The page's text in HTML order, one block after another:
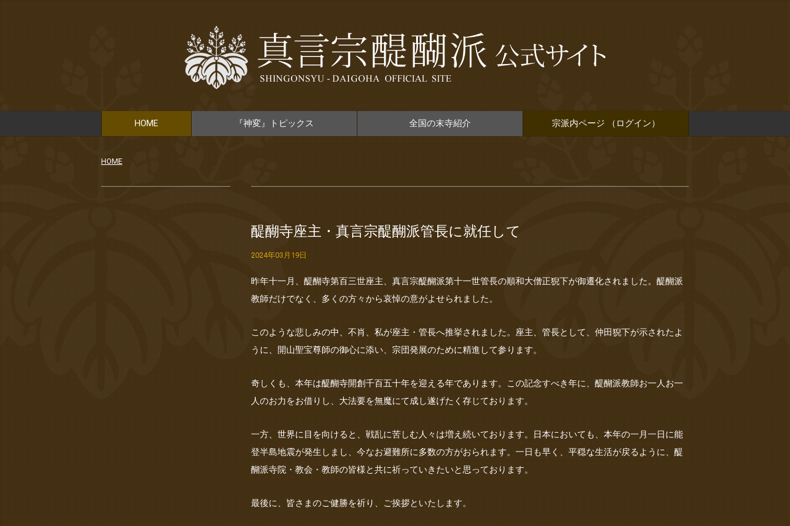
HOME 『神変』トピックス 全国の末寺紹介 宗派内ページ （ログイン）
HOME
醍醐寺座主・真言宗醍醐派管長に就任して
2024年03月19日
昨年十一月、醍醐寺第百三世座主、真言宗醍醐派第十一世管長の順和大僧正猊下が御遷化されました。醍醐派
教師だけでなく、多くの方々から哀悼の意がよせられました。
このような悲しみの中、不肖、私が座主・管長へ推挙されました。座主、管長として、仲田猊下が示されたよ
うに、開山聖宝尊師の御心に添い、宗団発展のために精進して参ります。
奇しくも、本年は醍醐寺開創千百五十年を迎える年であります。この記念すべき年に、醍醐派教師お一人お一
人のお力をお借りし、大法要を無魔にて成し遂げたく存じております。
一方、世界に目を向けると、戦乱に苦しむ人々は増え続いております。日本においても、本年の一月一日に能
登半島地震が発生しまし、今なお避難所に多数の方がおられます。一日も早く、平穏な生活が戻るように、醍
醐派寺院・教会・教師の皆様と共に祈っていきたいと思っております。
最後に、皆さまのご健勝を祈り、ご挨拶といたします。